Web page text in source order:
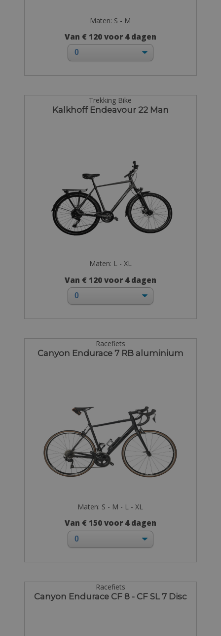
Maten: S - M
Van € 120 voor 4 dagen
Trekking Bike
Kalkhoff Endeavour 22 Man
Maten: L - XL
Van € 120 voor 4 dagen
Racefiets
Canyon Endurace 7 RB aluminium
Maten: S - M - L - XL
Van € 150 voor 4 dagen
Racefiets
Canyon Endurace CF 8 - CF SL 7 Disc